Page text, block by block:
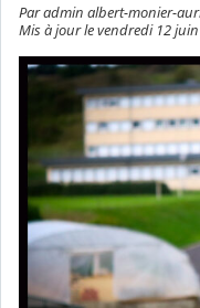
Par admin albert-monier-
Mis à jour le vendredi 12